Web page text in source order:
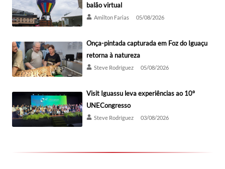
balão virtual
Amilton Farias 05/08/2026
Onça-pintada capturada em Foz do Iguaçu
retorna à natureza
Steve Rodríguez 05/08/2026
Visit Iguassu leva experiências ao 10º
UNECongresso
Steve Rodríguez 03/08/2026